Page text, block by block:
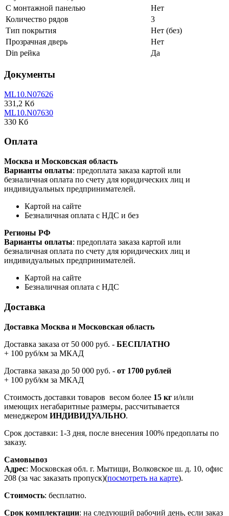
С монтажной панелью
Нет
Количество рядов
3
Тип покрытия
Нет (без)
Прозрачная дверь
Нет
Din рейка
Да
Документы
ML10.N07626
331,2 Кб
ML10.N07630
330 Кб
Оплата
Москва и Московская область
Варианты оплаты: предоплата заказа картой или
безналичная оплата по счету для юридических лиц и
индивидуальных предпринимателей.
Картой на сайте
Безналичная оплата с НДС и без
Регионы РФ
Варианты оплаты: предоплата заказа картой или
безналичная оплата по счету для юридических лиц и
индивидуальных предпринимателей.
Картой на сайте
Безналичная оплата с НДС
Доставка
Доставка Москва и Московская область
Доставка заказа от 50 000 руб. - БЕСПЛАТНО
+ 100 руб/км за МКАД
Доставка заказа до 50 000 руб. - от 1700 рублей
+ 100 руб/км за МКАД
Стоимость доставки товаров весом более 15 кг и/или
имеющих негабаритные размеры, рассчитывается
менеджером ИНДИВИДУАЛЬНО.
Срок доставки: 1-3 дня, после внесения 100% предоплаты по
заказу.
Самовывоз
Адрес: Московская обл. г. Мытищи, Волковское ш. д. 10, офис
208 (за час заказать пропуск)(посмотреть на карте).
Стоимость: бесплатно.
Срок комплектации: на следующий рабочий день, если заказ